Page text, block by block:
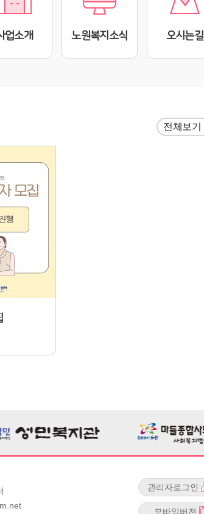
업소개 노원복지소식 오시는길
전체보기
관리자로그인
모바일버전